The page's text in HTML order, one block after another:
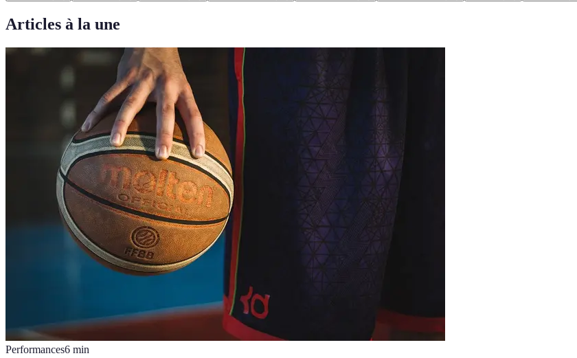
Articles à la une
Performances6 min